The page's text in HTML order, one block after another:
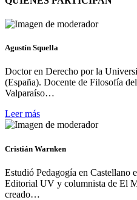
Agustín Squella
Doctor en Derecho por la
(España). Docente de Filosofía
Valparaíso…
Leer más
Cristián Warnken
Estudió Pedagogía en Castellano
Editorial UV y columnista de El
creado…